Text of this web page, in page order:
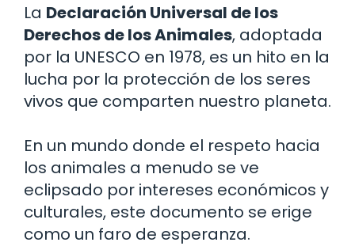
La Declaración Universal de los
Derechos de los Animales, adoptada
por la UNESCO en 1978, es un hito en la
lucha por la protección de los seres
vivos que comparten nuestro planeta.
En un mundo donde el respeto hacia
los animales a menudo se ve
eclipsado por intereses económicos y
culturales, este documento se erige
como un faro de esperanza.